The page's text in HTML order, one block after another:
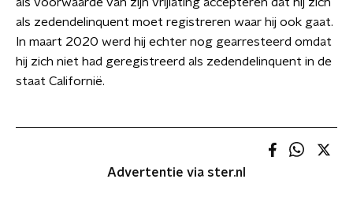
als zedendelinquent moet registreren waar hij ook gaat.
In maart 2020 werd hij echter nog gearresteerd omdat
hij zich niet had geregistreerd als zedendelinquent in de
staat Californië.
Advertentie via ster.nl